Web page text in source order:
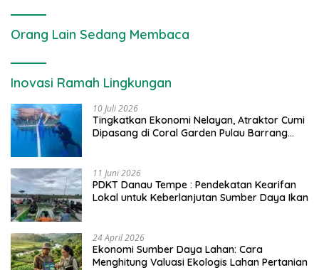
Orang Lain Sedang Membaca
Inovasi Ramah Lingkungan
10 Juli 2026
Tingkatkan Ekonomi Nelayan, Atraktor Cumi
Dipasang di Coral Garden Pulau Barrang
11 Juni 2026
PDKT Danau Tempe : Pendekatan Kearifan
Lokal untuk Keberlanjutan Sumber Daya Ikan
24 April 2026
Ekonomi Sumber Daya Lahan: Cara
Menghitung Valuasi Ekologis Lahan Pertanian